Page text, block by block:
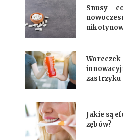
Snusy –
zastrzyku
Jakie są
zębów?